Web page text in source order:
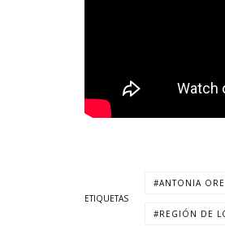
ETIQUETAS
ANTONIA
REGIÓN DE